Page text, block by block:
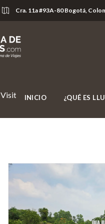
Cra. 11a #93A-80 Bogotá,
INICIO ¿QUÉ ES
Visita a los Tuneles de Cuchi y